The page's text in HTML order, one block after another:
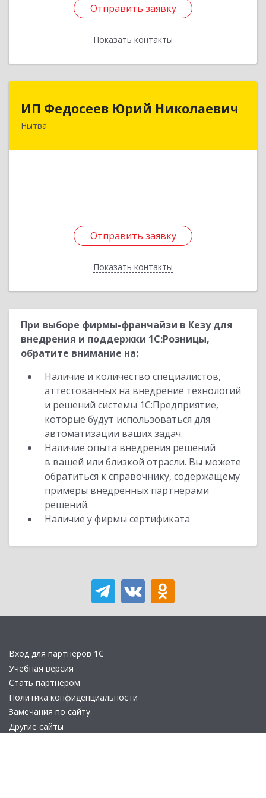
Отправить заявку
Показать контакты
Отправить заявку
Назад
ИП Федосеев Юрий Николаевич
Нытва
Отправить заявку
Показать контакты
ИП Федосеев Юрий Николаевич
Отправить заявку
Назад
При выборе фирмы-франчайзи в Кезу для
внедрения и поддержки 1С:Розницы,
обратите внимание на:
Наличие и количество специалистов,
аттестованных на внедрение технологий
и решений системы 1С:Предприятие,
которые будут использоваться для
автоматизации ваших задач.
Наличие опыта внедрения решений
в вашей или близкой отрасли. Вы можете
обратиться к справочнику, содержащему
примеры внедренных партнерами
решений.
Наличие у фирмы сертификата
Вход для партнеров 1С
Учебная версия
Стать партнером
Политика конфиденциальности
Замечания по сайту
Другие сайты